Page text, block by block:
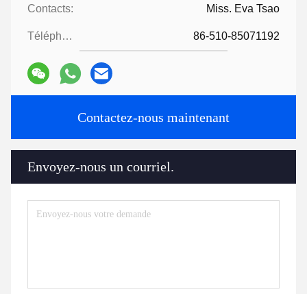
Contacts: Miss. Eva Tsao
Téléphone: 86-510-85071192
Contactez-nous maintenant
Envoyez-nous un courriel.